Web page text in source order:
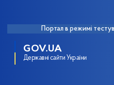
Портал в режимі
GOV.UA
Державні сайти України